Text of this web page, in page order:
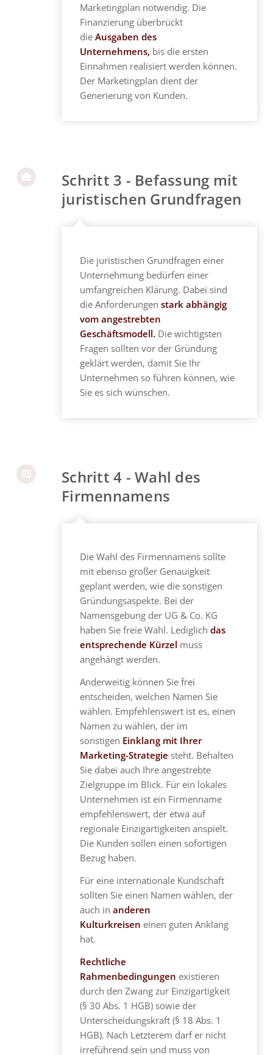
Marketingplan notwendig. Die
Finanzierung überbrückt
dieAusgaben des
Unternehmens, bis die ersten
Einnahmen realisiert werden können.
Der Marketingplan dient der
Generierung von Kunden.
Schritt 3 - Befassung mit
juristischen Grundfragen
Die juristischen Grundfragen einer
Unternehmung bedürfen einer
umfangreichen Klärung. Dabei sind
die Anforderungenstark abhängig
vom angestrebten
Geschäftsmodell. Die wichtigsten
Fragen sollten vor der Gründung
geklärt werden, damit Sie Ihr
Unternehmen so führen können, wie
Sie es sich wünschen.
Schritt 4 - Wahl des
Firmennamens
Die Wahl des Firmennamens sollte
mit ebenso großer Genauigkeit
geplant werden, wie die sonstigen
Gründungsaspekte. Bei der
Namensgebung der UG & Co. KG
haben Sie freie Wahl. Lediglichdas
entsprechende Kürzel muss
angehängt werden.
Anderweitig können Sie frei
entscheiden, welchen Namen Sie
wählen. Empfehlenswert ist es, einen
Namen zu wählen, der im
sonstigen Einklang mit Ihrer
Marketing-Strategie steht. Behalten
Sie dabei auch Ihre angestrebte
Zielgruppe im Blick. Für ein lokales
Unternehmen ist ein Firmenname
empfehlenswert, der etwa auf
regionale Einzigartigkeiten anspielt.
Die Kunden sollen einen sofortigen
Bezug haben.
Für eine internationale Kundschaft
sollten Sie einen Namen wählen, der
auch inanderen
Kulturkreisen einen guten Anklang
hat.
Rechtliche
Rahmenbedingungen existieren
durch den Zwang zur Einzigartigkeit
(§ 30 Abs. 1 HGB) sowie der
Unterscheidungskraft (§ 18 Abs. 1
HGB). Nach Letzterem darf er nicht
irreführend sein und muss von